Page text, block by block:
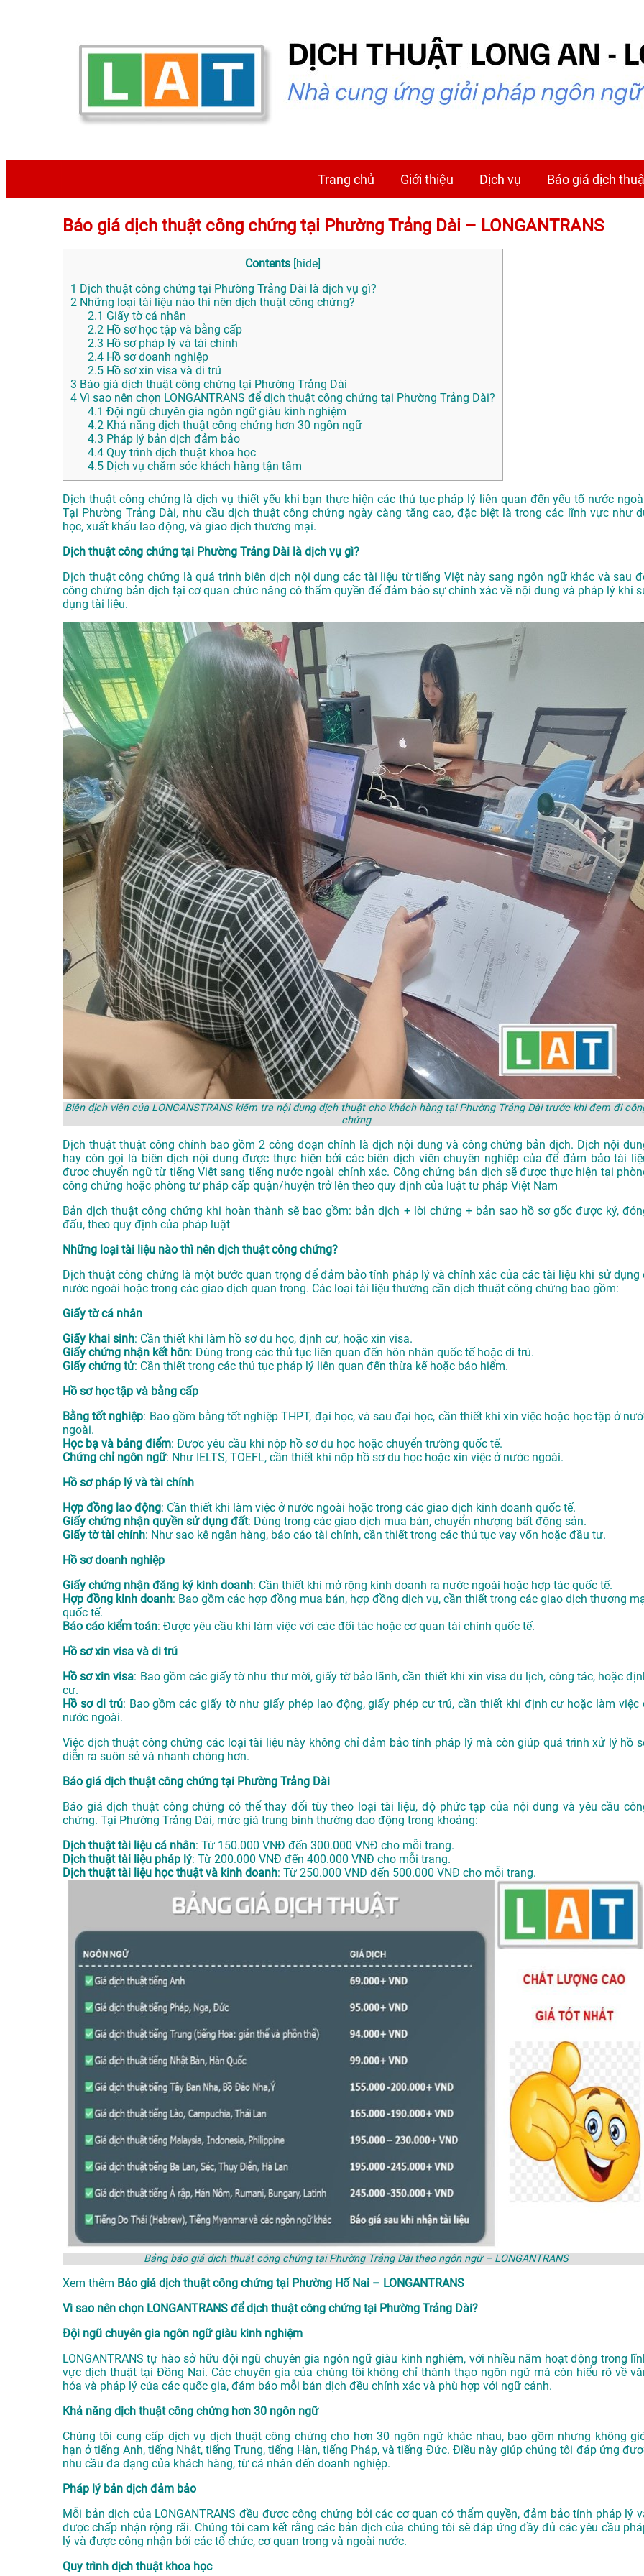
Trang chủ Giới thiệu Dịch vụ Báo giá dịch
Báo giá dịch thuật công chứng tại Phường Trảng Dài – LONGANTRANS
Contents [hide]
1 Dịch thuật công chứng tại Phường Trảng Dài là dịch vụ gì?
2 Những loại tài liệu nào thì nên dịch thuật công chứng?
2.1 Giấy tờ cá nhân
2.2 Hồ sơ học tập và bằng cấp
2.3 Hồ sơ pháp lý và tài chính
2.4 Hồ sơ doanh nghiệp
2.5 Hồ sơ xin visa và di trú
3 Báo giá dịch thuật công chứng tại Phường Trảng Dài
4 Vì sao nên chọn LONGANTRANS để dịch thuật công chứng tại Phường Trảng Dài?
4.1 Đội ngũ chuyên gia ngôn ngữ giàu kinh nghiệm
4.2 Khả năng dịch thuật công chứng hơn 30 ngôn ngữ
4.3 Pháp lý bản dịch đảm bảo
4.4 Quy trình dịch thuật khoa học
4.5 Dịch vụ chăm sóc khách hàng tận tâm
Dịch thuật công chứng là dịch vụ thiết yếu khi bạn thực hiện các thủ tục pháp lý liên quan đến yếu tố nước
Tại Phường Trảng Dài, nhu cầu dịch thuật công chứng ngày càng tăng cao, đặc biệt là trong các lĩnh vực như
học, xuất khẩu lao động, và giao dịch thương mại.
Dịch thuật công chứng tại Phường Trảng Dài là dịch vụ gì?
Dịch thuật công chứng là quá trình biên dịch nội dung các tài liệu từ tiếng Việt này sang ngôn ngữ khác và sau
công chứng bản dịch tại cơ quan chức năng có thẩm quyền để đảm bảo sự chính xác về nội dung và pháp lý khi
dụng tài liệu.
Biên dịch viên của LONGANSTRANS kiểm tra nội dung dịch thuật cho khách hàng tại Phường Trảng Dài trước khi đem đi
chứng
Dịch thuật thuật công chính bao gồm 2 công đoạn chính là dịch nội dung và công chứng bản dịch. Dịch nội
hay còn gọi là biên dịch nội dung được thực hiện bởi các biên dịch viên chuyên nghiệp của để đảm bảo tài
được chuyển ngữ từ tiếng Việt sang tiếng nước ngoài chính xác. Công chứng bản dịch sẽ được thực hiện tại
công chứng hoặc phòng tư pháp cấp quận/huyện trở lên theo quy định của luật tư pháp Việt Nam
Bản dịch thuật công chứng khi hoàn thành sẽ bao gồm: bản dịch + lời chứng + bản sao hồ sơ gốc được ký,
đấu, theo quy định của pháp luật
Những loại tài liệu nào thì nên dịch thuật công chứng?
Dịch thuật công chứng là một bước quan trọng để đảm bảo tính pháp lý và chính xác của các tài liệu khi sử dụng
nước ngoài hoặc trong các giao dịch quan trọng. Các loại tài liệu thường cần dịch thuật công chứng bao gồm:
Giấy tờ cá nhân
Giấy khai sinh: Cần thiết khi làm hồ sơ du học, định cư, hoặc xin visa.
Giấy chứng nhận kết hôn: Dùng trong các thủ tục liên quan đến hôn nhân quốc tế hoặc di trú.
Giấy chứng tử: Cần thiết trong các thủ tục pháp lý liên quan đến thừa kế hoặc bảo hiểm.
Hồ sơ học tập và bằng cấp
Bằng tốt nghiệp: Bao gồm bằng tốt nghiệp THPT, đại học, và sau đại học, cần thiết khi xin việc hoặc học tập ở
ngoài.
Học bạ và bảng điểm: Được yêu cầu khi nộp hồ sơ du học hoặc chuyển trường quốc tế.
Chứng chỉ ngôn ngữ: Như IELTS, TOEFL, cần thiết khi nộp hồ sơ du học hoặc xin việc ở nước ngoài.
Hồ sơ pháp lý và tài chính
Hợp đồng lao động: Cần thiết khi làm việc ở nước ngoài hoặc trong các giao dịch kinh doanh quốc tế.
Giấy chứng nhận quyền sử dụng đất: Dùng trong các giao dịch mua bán, chuyển nhượng bất động sản.
Giấy tờ tài chính: Như sao kê ngân hàng, báo cáo tài chính, cần thiết trong các thủ tục vay vốn hoặc đầu tư.
Hồ sơ doanh nghiệp
Giấy chứng nhận đăng ký kinh doanh: Cần thiết khi mở rộng kinh doanh ra nước ngoài hoặc hợp tác quốc tế.
Hợp đồng kinh doanh: Bao gồm các hợp đồng mua bán, hợp đồng dịch vụ, cần thiết trong các giao dịch thương
quốc tế.
Báo cáo kiểm toán: Được yêu cầu khi làm việc với các đối tác hoặc cơ quan tài chính quốc tế.
Hồ sơ xin visa và di trú
Hồ sơ xin visa: Bao gồm các giấy tờ như thư mời, giấy tờ bảo lãnh, cần thiết khi xin visa du lịch, công tác, hoặc
cư.
Hồ sơ di trú: Bao gồm các giấy tờ như giấy phép lao động, giấy phép cư trú, cần thiết khi định cư hoặc làm việc
nước ngoài.
Việc dịch thuật công chứng các loại tài liệu này không chỉ đảm bảo tính pháp lý mà còn giúp quá trình xử lý hồ
diễn ra suôn sẻ và nhanh chóng hơn.
Báo giá dịch thuật công chứng tại Phường Trảng Dài
Báo giá dịch thuật công chứng có thể thay đổi tùy theo loại tài liệu, độ phức tạp của nội dung và yêu cầu
chứng. Tại Phường Trảng Dài, mức giá trung bình thường dao động trong khoảng:
Dịch thuật tài liệu cá nhân: Từ 150.000 VNĐ đến 300.000 VNĐ cho mỗi trang.
Dịch thuật tài liệu pháp lý: Từ 200.000 VNĐ đến 400.000 VNĐ cho mỗi trang.
Dịch thuật tài liệu học thuật và kinh doanh: Từ 250.000 VNĐ đến 500.000 VNĐ cho mỗi trang.
Bảng báo giá dịch thuật công chứng tại Phường Trảng Dài theo ngôn ngữ – LONGANTRANS
Xem thêm Báo giá dịch thuật công chứng tại Phường Hố Nai – LONGANTRANS
Vì sao nên chọn LONGANTRANS để dịch thuật công chứng tại Phường Trảng Dài?
Đội ngũ chuyên gia ngôn ngữ giàu kinh nghiệm
LONGANTRANS tự hào sở hữu đội ngũ chuyên gia ngôn ngữ giàu kinh nghiệm, với nhiều năm hoạt động trong
vực dịch thuật tại Đồng Nai. Các chuyên gia của chúng tôi không chỉ thành thạo ngôn ngữ mà còn hiểu rõ về
hóa và pháp lý của các quốc gia, đảm bảo mỗi bản dịch đều chính xác và phù hợp với ngữ cảnh.
Khả năng dịch thuật công chứng hơn 30 ngôn ngữ
Chúng tôi cung cấp dịch vụ dịch thuật công chứng cho hơn 30 ngôn ngữ khác nhau, bao gồm nhưng không
hạn ở tiếng Anh, tiếng Nhật, tiếng Trung, tiếng Hàn, tiếng Pháp, và tiếng Đức. Điều này giúp chúng tôi đáp ứng
nhu cầu đa dạng của khách hàng, từ cá nhân đến doanh nghiệp.
Pháp lý bản dịch đảm bảo
Mỗi bản dịch của LONGANTRANS đều được công chứng bởi các cơ quan có thẩm quyền, đảm bảo tính pháp lý
được chấp nhận rộng rãi. Chúng tôi cam kết rằng các bản dịch của chúng tôi sẽ đáp ứng đầy đủ các yêu cầu
lý và được công nhận bởi các tổ chức, cơ quan trong và ngoài nước.
Quy trình dịch thuật khoa học